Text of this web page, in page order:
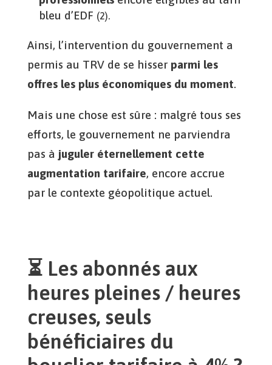
bleu d’EDF (2).
Ainsi, l’intervention du gouvernement a
permis au TRV de se hisser parmi les
offres les plus économiques du moment.
Mais une chose est sûre : malgré tous ses
efforts, le gouvernement ne parviendra
pas à juguler éternellement cette
augmentation tarifaire, encore accrue
par le contexte géopolitique actuel.
⏳ Les abonnés aux
heures pleines / heures
creuses, seuls
bénéficiaires du